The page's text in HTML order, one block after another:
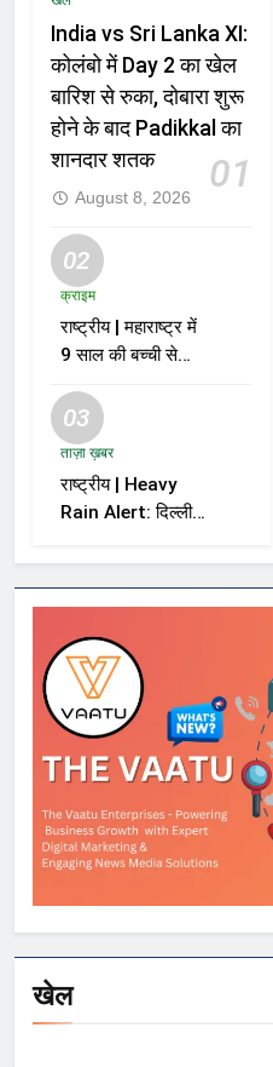
India vs Sri Lanka XI:
कोलंबो में Day 2 का खेल
बारिश से रुका, दोबारा शुरू
होने के बाद Padikkal का
शानदार शतक
01
August 8, 2026
02
क्राइम
राष्ट्रीय | महाराष्ट्र में
9 साल की बच्ची से
मामले में आरोपी को मौत
की सजा
03
ताज़ा ख़बर
राष्ट्रीय | Heavy
Rain Alert: दिल्ली-
में भारी बारिश का अलर्ट,
खेल